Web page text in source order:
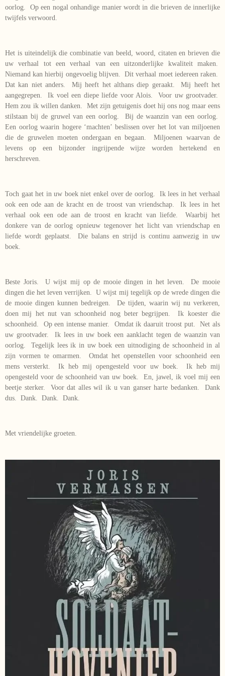
oorlog. Op een nogal onhandige manier wordt in die brieven de innerlijke
twijfels verwoord.
Het is uiteindelijk die combinatie van beeld, woord, citaten en brieven die
uw verhaal tot een verhaal van een uitzonderlijke kwaliteit maken.
Niemand kan hierbij ongevoelig blijven. Dit verhaal moet iedereen raken.
Dat kan niet anders. Mij heeft het althans diep geraakt. Mij heeft het
aangegrepen. Ik voel een diepe liefde voor Alois. Voor uw grootvader.
Hem zou ik willen danken. Met zijn getuigenis doet hij ons nog maar eens
stilstaan bij de gruwel van een oorlog. Bij de waanzin van een oorlog.
Een oorlog waarin hogere ‘machten’ beslissen over het lot van miljoenen
die de gruwelen moeten ondergaan en begaan. Miljoenen waarvan de
levens op een bijzonder ingrijpende wijze worden hertekend en
herschreven.
Toch gaat het in uw boek niet enkel over de oorlog. Ik lees in het verhaal
ook een ode aan de kracht en de troost van vriendschap. Ik lees in het
verhaal ook een ode aan de troost en kracht van liefde. Waarbij het
donkere van de oorlog opnieuw tegenover het licht van vriendschap en
liefde wordt geplaatst. Die balans en strijd is continu aanwezig in uw
boek.
Beste Joris. U wijst mij op de mooie dingen in het leven. De mooie
dingen die het leven verrijken. U wijst mij tegelijk op de wrede dingen die
de mooie dingen kunnen bedreigen. De tijden, waarin wij nu verkeren,
doen mij het nut van schoonheid nog beter begrijpen. Ik koester die
schoonheid. Op een intense manier. Omdat ik daaruit troost put. Net als
uw grootvader. Ik lees in uw boek een aanklacht tegen de waanzin van
oorlog. Tegelijk lees ik in uw boek een uitnodiging de schoonheid in al
zijn vormen te omarmen. Omdat het openstellen voor schoonheid een
mens versterkt. Ik heb mij opengesteld voor uw boek. Ik heb mij
opengesteld voor de schoonheid van uw boek. En, jawel, ik voel mij een
beetje sterker. Voor dat alles wil ik u van ganser harte bedanken. Dank
dus. Dank. Dank. Dank.
Met vriendelijke groeten.